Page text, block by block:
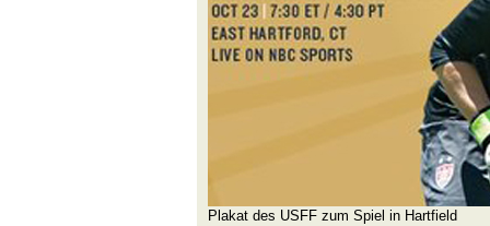
Plakat des USFF zum Spiel in Hartfield